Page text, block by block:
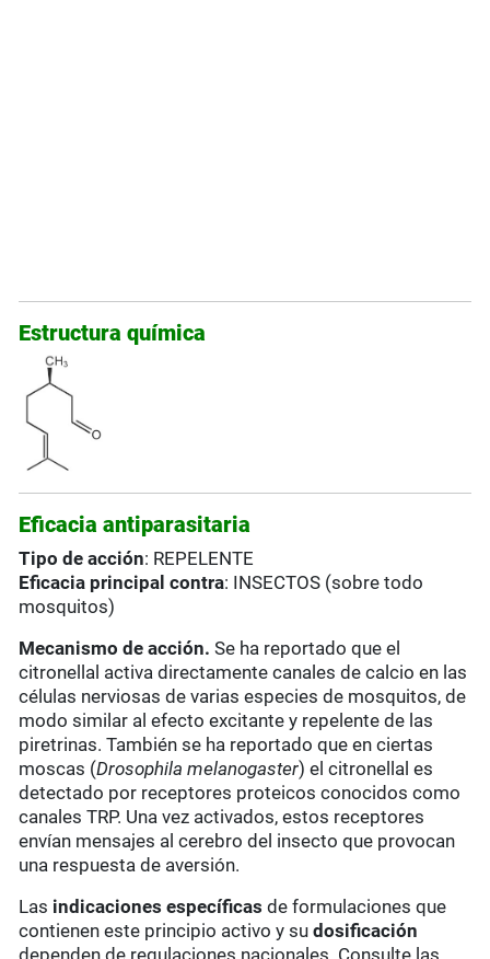
Estructura química
Eficacia antiparasitaria
Tipo de acción: REPELENTE
Eficacia principal contra: INSECTOS (sobre todo
mosquitos)
Mecanismo de acción.Se ha reportado que el
citronellal activa directamente canales de calcio en las
células nerviosas de varias especies de mosquitos, de
modo similar al efecto excitante y repelente de las
piretrinas. También se ha reportado que en ciertas
moscas (Drosophila melanogaster) el citronellal es
detectado por receptores proteicos conocidos como
canales TRP. Una vez activados, estos receptores
envían mensajes al cerebro del insecto que provocan
una respuesta de aversión.
Las indicaciones específicasde formulaciones que
contienen este principio activo y sudosificación